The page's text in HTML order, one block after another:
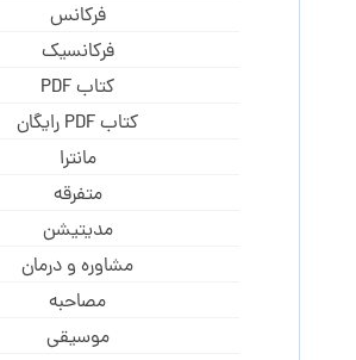
فرکانس
فرکانسیک
کتاب PDF
کتاب PDF رایگان
مانترا
متفرقه
مدیتیشن
مشاوره و درمان
مصاحبه
موسیقی